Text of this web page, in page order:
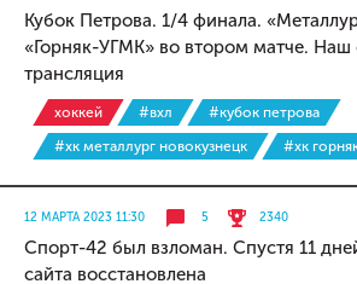
Кубок Петрова. 1/4 финала.
«Горняк-УГМК» во втором матче. Наш
трансляция
хоккей #вхл
#кубок петрова
#хк металлург новокузнецк
#хк
12 МАРТА 2023 11:30 5 2340
Спорт-42 был взломан. Спустя 11
сайта восстановлена